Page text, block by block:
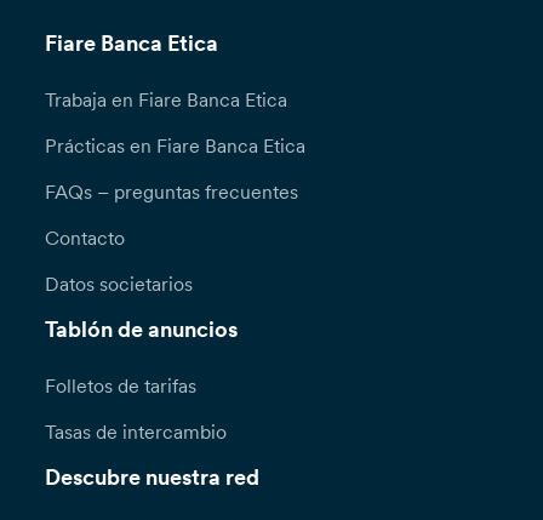
Fiare Banca Etica
Trabaja en Fiare Banca Etica
Prácticas en Fiare Banca Etica
FAQs – preguntas frecuentes
Contacto
Datos societarios
Tablón de anuncios
Folletos de tarifas
Tasas de intercambio
Descubre nuestra red